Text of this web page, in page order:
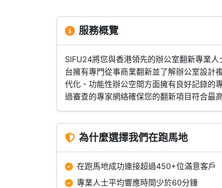
服務概覽
SIFU24將您與香港領先的辦公室翻新專業
台擁有專門從事商業翻新並了解辦公室設計
代化、功能性辦公空間方面擁有良好記錄的
過審查的專家網絡確保您的翻新項目符合最
為什麼選擇我們在跑馬地
在跑馬地成功連接超過450+位滿意客戶
專業人士平均響應時間少於60分鐘